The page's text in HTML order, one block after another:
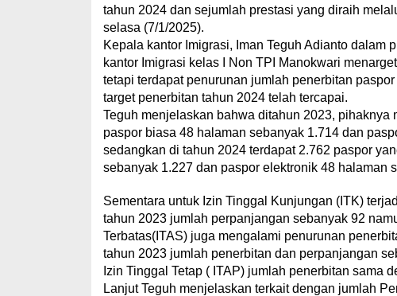
tahun 2024 dan sejumlah prestasi yang diraih
selasa (7/1/2025).
Kepala kantor Imigrasi, Iman Teguh Adianto dalam
kantor Imigrasi kelas I Non TPI Manokwari
tetapi terdapat penurunan jumlah penerbitan
target penerbitan tahun 2024 telah tercapai.
Teguh menjelaskan bahwa ditahun 2023,
paspor biasa 48 halaman sebanyak 1.714 dan
sedangkan di tahun 2024 terdapat 2.762 paspor
sebanyak 1.227 dan paspor elektronik 48 halaman
Sementara untuk Izin Tinggal Kunjungan (ITK)
tahun 2023 jumlah perpanjangan sebanyak 92
Terbatas(ITAS) juga mengalami penurunan
tahun 2023 jumlah penerbitan dan perpanjangan
Izin Tinggal Tetap ( ITAP) jumlah penerbitan sama
Lanjut Teguh menjelaskan terkait dengan jumlah